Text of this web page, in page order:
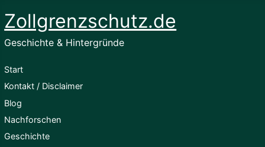
Zollgrenzschutz.de
Geschichte & Hintergründe
Start
Kontakt / Disclaimer
Blog
Nachforschen
Geschichte